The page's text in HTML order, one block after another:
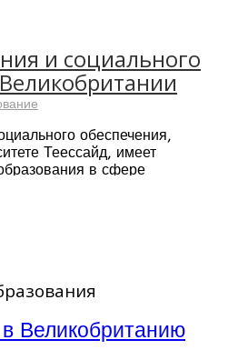
и социального
обеспечения,
Теессайд, имеет
в сфере
навыки и
12000 студентов, которые
от Национальной
до докторантуры.
Великобританию